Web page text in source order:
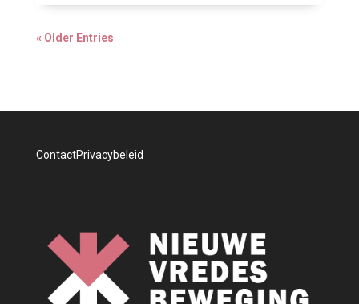
« Older Entries
ContactPrivacybeleid